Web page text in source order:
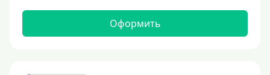
Оформить